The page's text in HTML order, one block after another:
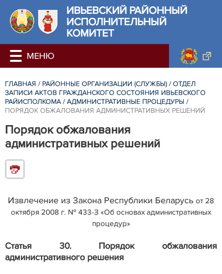
ИВЬЕВСКИЙ РАЙОННЫЙ
ИСПОЛНИТЕЛЬНЫЙ
КОМИТЕТ
ГЛАВНАЯ / РАЙОННЫЕ ОРГАНИЗАЦИИ (СЛУЖБЫ) / ОТДЕЛ
ЗАПИСИ АКТОВ ГРАЖДАНСКОГО СОСТОЯНИЯ ИВЬЕВСКОГО
РАЙИСПОЛКОМА / АДМИНИСТРАТИВНЫЕ ПРОЦЕДУРЫ /
ПОРЯДОК ОБЖАЛОВАНИЯ АДМИНИСТРАТИВНЫХ РЕШЕНИЙ
Порядок обжалования
административных решений
Извлечение из Закона Республики Беларусь от 28
октября 2008 г. № 433-З «Об основах административных
процедур»
Статья 30. Порядок обжалования
административного решения